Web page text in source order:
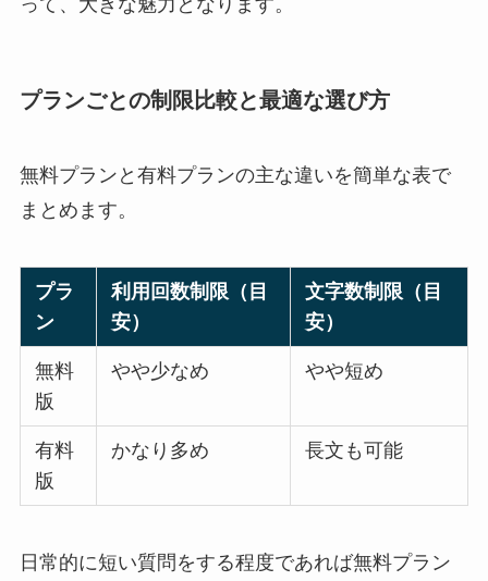
プランごとの制限比較と最適な選び方
無料プランと有料プランの主な違いを簡単な表で
まとめます。
プラ
ン
利用回数制限（目
安）
文字数制限（目
安）
無料
版
やや少なめ やや短め
有料
版
かなり多め 長文も可能
日常的に短い質問をする程度であれば無料プラン